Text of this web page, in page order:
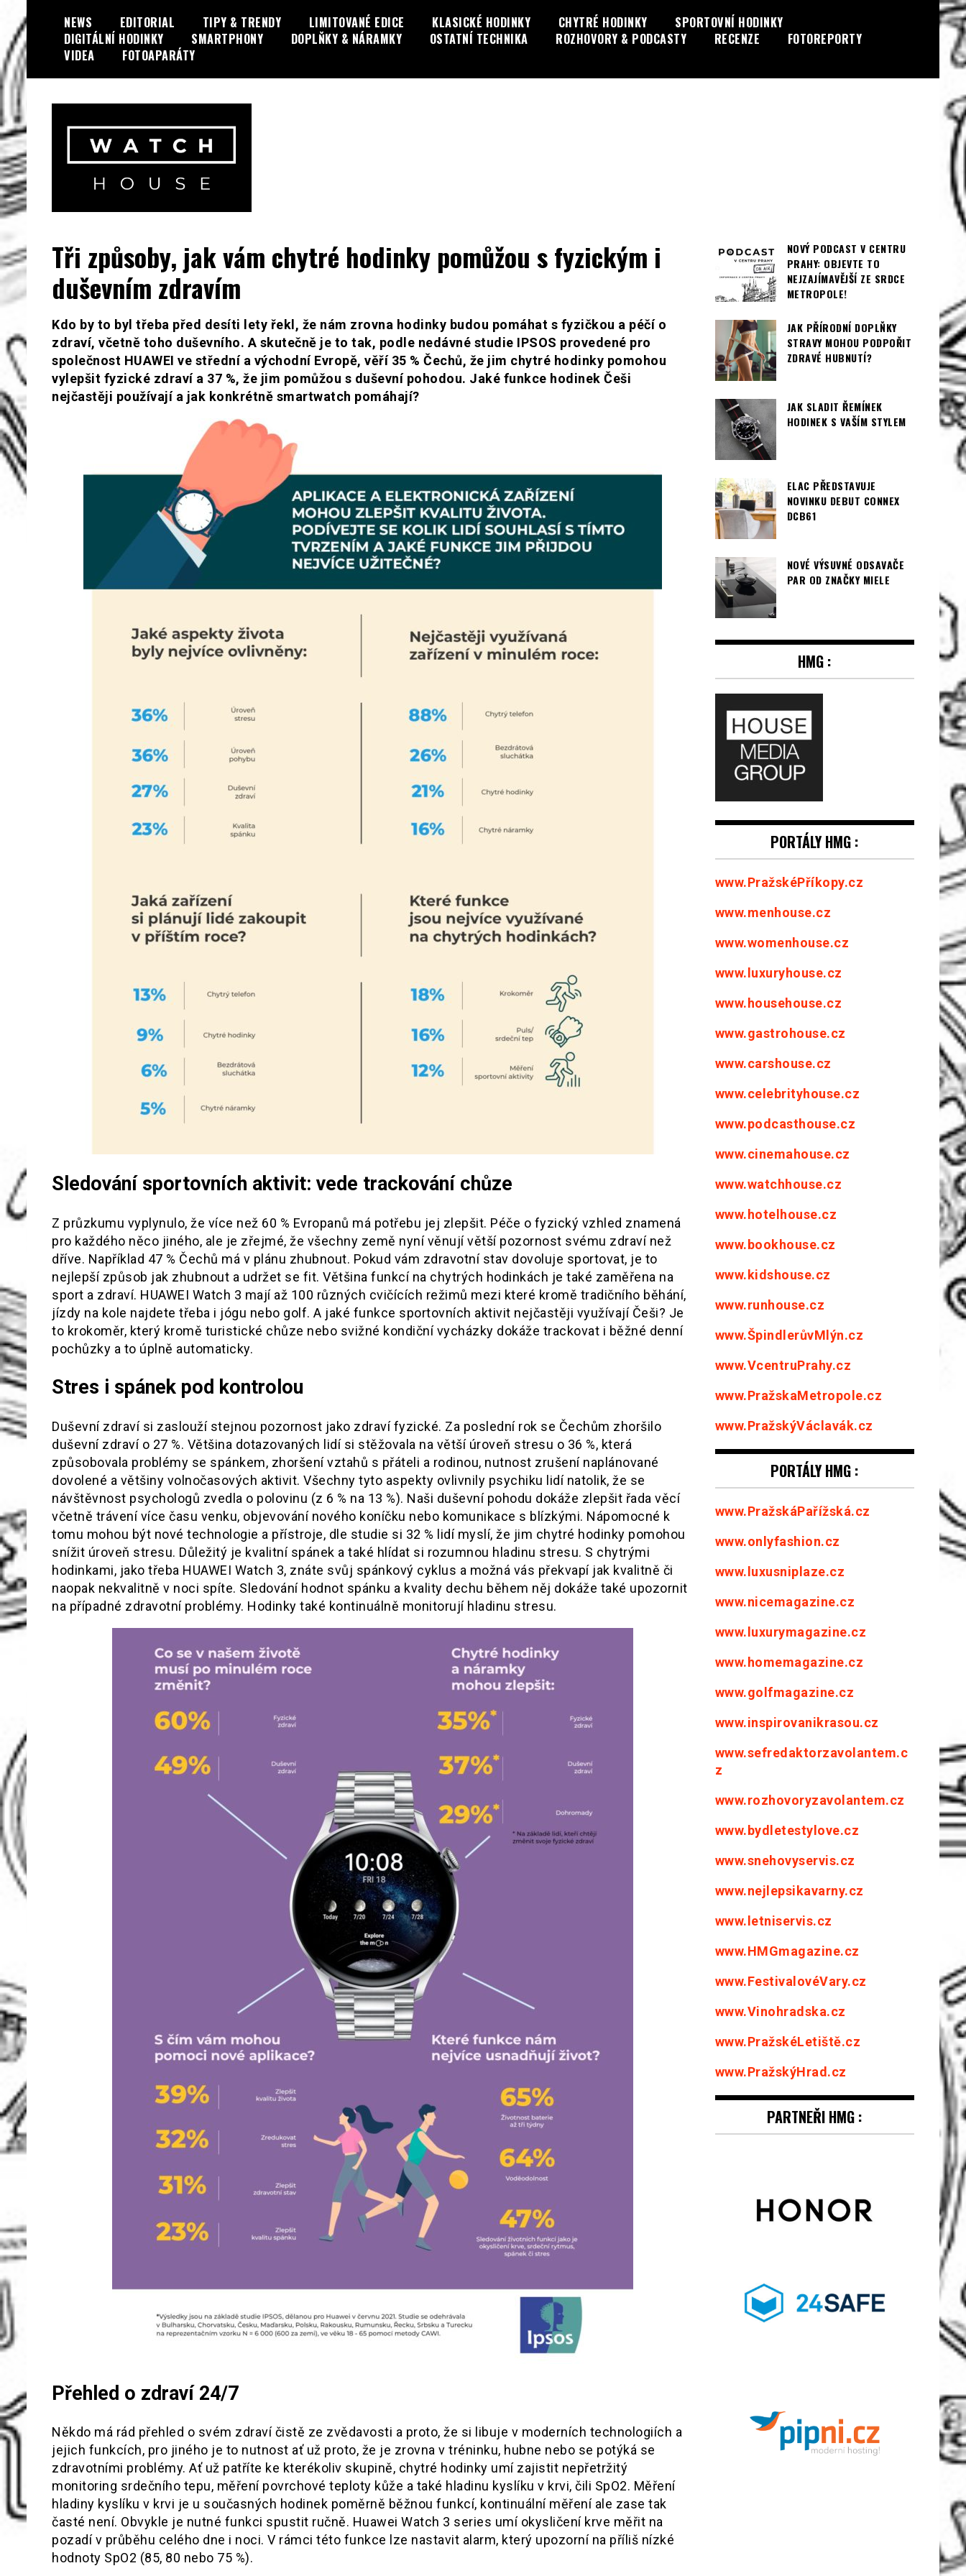
to
content
NEWS EDITORIAL TIPY & TRENDY LIMITOVANÉ EDICE KLASICKÉ HODINKY CHYTRÉ HODINKY
SPORTOVNÍ HODINKY
DIGITÁLNÍ HODINKY
SMARTPHONY DOPLŇKY & NÁRAMKY OSTATNÍ TECHNIKA ROZHOVORY & PODCASTY RECENZE
FOTOREPORTY
VIDEA
FOTOAPARÁTY
WatchHouse.cz
Tři způsoby, jak vám chytré hodinky pomůžou s fyzickým i
duševním zdravím
Kdo by to byl třeba před desíti lety řekl, že nám zrovna hodinky budou pomáhat s fyzičkou a péčí o
zdraví, včetně toho duševního. A skutečně je to tak, podle nedávné studie IPSOS provedené pro
společnost HUAWEI ve střední a východní Evropě, věří 35 % Čechů, že jim chytré hodinky pomohou
vylepšit fyzické zdraví a 37 %, že jim pomůžou s duševní pohodou. Jaké funkce hodinek Češi
nejčastěji používají a jak konkrétně smartwatch pomáhají?
Sledování sportovních aktivit: vede trackování chůze
Z průzkumu vyplynulo, že více než 60 % Evropanů má potřebu jej zlepšit. Péče o fyzický vzhled znamená
pro každého něco jiného, ale je zřejmé, že všechny země nyní věnují větší pozornost svému zdraví než
dříve. Například 47 % Čechů má v plánu zhubnout. Pokud vám zdravotní stav dovoluje sportovat, je to
nejlepší způsob jak zhubnout a udržet se fit. Většina funkcí na chytrých hodinkách je také zaměřena na
sport a zdraví. HUAWEI Watch 3 mají až 100 různých cvičících režimů mezi které kromě tradičního běhání,
jízdy na kole najdete třeba i jógu nebo golf. A jaké funkce sportovních aktivit nejčastěji využívají Češi? Je
to krokoměr, který kromě turistické chůze nebo svižné kondiční vycházky dokáže trackovat i běžné denní
pochůzky a to úplně automaticky.
Stres i spánek pod kontrolou
Duševní zdraví si zaslouží stejnou pozornost jako zdraví fyzické. Za poslední rok se Čechům zhoršilo
duševní zdraví o 27 %. Většina dotazovaných lidí si stěžovala na větší úroveň stresu o 36 %, která
způsobovala problémy se spánkem, zhoršení vztahů s přáteli a rodinou, nutnost zrušení naplánované
dovolené a většiny volnočasových aktivit. Všechny tyto aspekty ovlivnily psychiku lidí natolik, že se
návštěvnost psychologů zvedla o polovinu (z 6 % na 13 %). Naši duševní pohodu dokáže zlepšit řada věcí
včetně trávení více času venku, objevování nového koníčku nebo komunikace s blízkými. Nápomocné k
tomu mohou být nové technologie a přístroje, dle studie si 32 % lidí myslí, že jim chytré hodinky pomohou
snížit úroveň stresu. Důležitý je kvalitní spánek a také hlídat si rozumnou hladinu stresu. S chytrými
hodinkami, jako třeba HUAWEI Watch 3, znáte svůj spánkový cyklus a možná vás překvapí jak kvalitně či
naopak nekvalitně v noci spíte. Sledování hodnot spánku a kvality dechu během něj dokáže také upozornit
na případné zdravotní problémy. Hodinky také kontinuálně monitorují hladinu stresu.
Přehled o zdraví 24/7
Někdo má rád přehled o svém zdraví čistě ze zvědavosti a proto, že si libuje v moderních technologiích a
jejich funkcích, pro jiného je to nutnost ať už proto, že je zrovna v tréninku, hubne nebo se potýká se
zdravotními problémy. Ať už patříte ke kterékoliv skupině, chytré hodinky umí zajistit nepřetržitý
monitoring srdečního tepu, měření povrchové teploty kůže a také hladinu kyslíku v krvi, čili SpO2. Měření
hladiny kyslíku v krvi je u současných hodinek poměrně běžnou funkcí, kontinuální měření ale zase tak
časté není. Obvykle je nutné funkci spustit ručně. Huawei Watch 3 series umí okysličení krve měřit na
pozadí v průběhu celého dne i noci. V rámci této funkce lze nastavit alarm, který upozorní na příliš nízké
hodnoty SpO2 (85, 80 nebo 75 %).
NOVÝ PODCAST V CENTRU
PRAHY: OBJEVTE TO
NEJZAJÍMAVĚJŠÍ ZE SRDCE
METROPOLE!
JAK PŘÍRODNÍ DOPLŇKY
STRAVY MOHOU PODPOŘIT
ZDRAVÉ HUBNUTÍ?
JAK SLADIT ŘEMÍNEK
HODINEK S VAŠÍM STYLEM
ELAC PŘEDSTAVUJE
NOVINKU DEBUT CONNEX
DCB61
NOVÉ VÝSUVNÉ ODSAVAČE
PAR OD ZNAČKY MIELE
HMG :
PORTÁLY HMG :
www.PražskéPříkopy.cz
www.menhouse.cz
www.womenhouse.cz
www.luxuryhouse.cz
www.househouse.cz
www.gastrohouse.cz
www.carshouse.cz
www.celebrityhouse.cz
www.podcasthouse.cz
www.cinemahouse.cz
www.watchhouse.cz
www.hotelhouse.cz
www.bookhouse.cz
www.kidshouse.cz
www.runhouse.cz
www.ŠpindlerůvMlýn.cz
www.VcentruPrahy.cz
www.PražskaMetropole.cz
www.PražskýVáclavák.cz
PORTÁLY HMG :
www.PražskáPařížská.cz
www.onlyfashion.cz
www.luxusniplaze.cz
www.nicemagazine.cz
www.luxurymagazine.cz
www.homemagazine.cz
www.golfmagazine.cz
www.inspirovanikrasou.cz
www.sefredaktorzavolantem.c
z
www.rozhovoryzavolantem.cz
www.bydletestylove.cz
www.snehovyservis.cz
www.nejlepsikavarny.cz
www.letniservis.cz
www.HMGmagazine.cz
www.FestivalovéVary.cz
www.Vinohradska.cz
www.PražskéLetiště.cz
www.PražskýHrad.cz
PARTNEŘI HMG :